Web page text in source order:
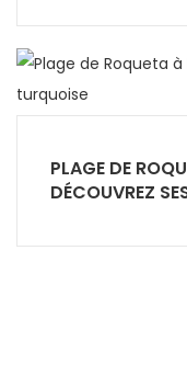
PLAGE DE
DÉCOUVREZ